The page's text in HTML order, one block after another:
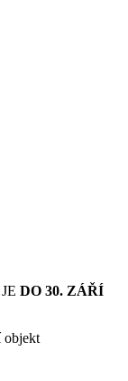
DO 30. ZÁŘÍ
objekt